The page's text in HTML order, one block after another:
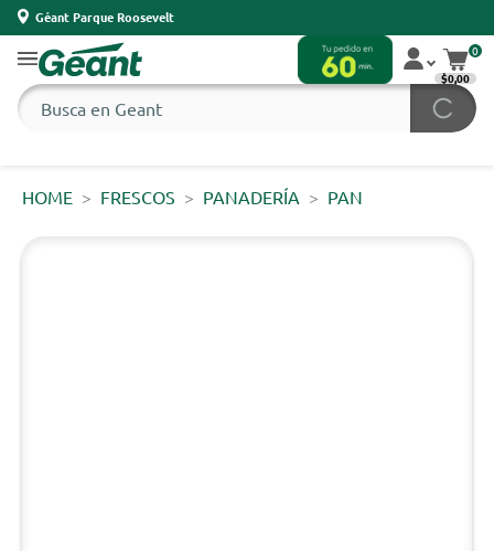
Géant Parque Roosevelt
0
$0,00
HOME FRESCOS PANADERÍA PAN